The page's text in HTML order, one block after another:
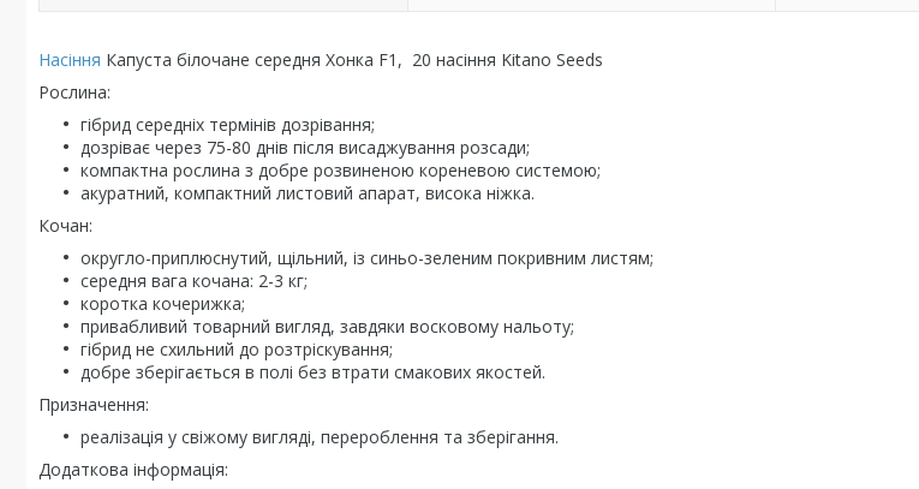
Насіння Капуста білочане середня Хонка F1, 20 насіння Kitano Seeds
Рослина:
гібрид середніх термінів дозрівання;
дозріває через 75-80 днів після висаджування розсади;
компактна рослина з добре розвиненою кореневою системою;
акуратний, компактний листовий апарат, висока ніжка.
Кочан:
округло-приплюснутий, щільний, із синьо-зеленим покривним листям;
середня вага кочана: 2-3 кг;
коротка кочерижка;
привабливий товарний вигляд, завдяки восковому нальоту;
гібрид не схильний до розтріскування;
добре зберігається в полі без втрати смакових якостей.
Призначення:
реалізація у свіжому вигляді, перероблення та зберігання.
Додаткова інформація: